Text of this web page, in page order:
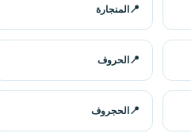
المنجارة
الحروف
الحجروف